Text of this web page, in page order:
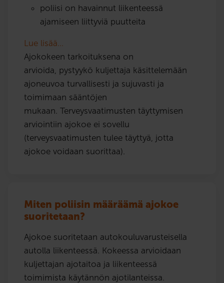
poliisi on havainnut liikenteessä
ajamiseen liittyviä puutteita
Lue lisää…
Ajokokeen tarkoituksena on
arvioida, pystyykö kuljettaja käsittelemään
ajoneuvoa turvallisesti ja sujuvasti ja
toimimaan sääntöjen
mukaan. Terveysvaatimusten täyttymisen
arviointiin ajokoe ei sovellu
(terveysvaatimusten tulee täyttyä, jotta
ajokoe voidaan suorittaa).
Miten poliisin määräämä ajokoe
suoritetaan?
Ajokoe suoritetaan autokouluvarusteisella
autolla liikenteessä. Kokeessa arvioidaan
kuljettajan ajotaitoa ja liikenteessä
toimimista käytännön ajotilanteissa.